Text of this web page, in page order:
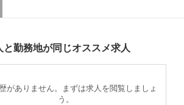
と勤務地が同じオススメ求人
がありません。まずは求人を閲覧しましょ
う。